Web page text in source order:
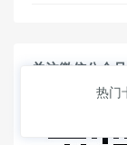
关注微信公众
热门